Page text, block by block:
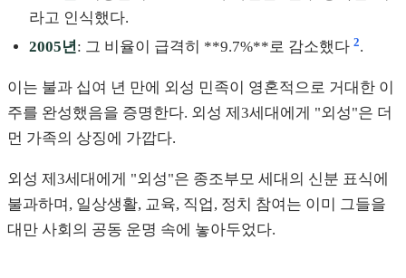
라고 인식했다.
2005년: 그 비율이 급격히 **9.7%**로 감소했다 2.
이는 불과 십여 년 만에 외성 민족이 영혼적으로 거대한 이
주를 완성했음을 증명한다. 외성 제3세대에게 "외성"은 더
먼 가족의 상징에 가깝다.
외성 제3세대에게 "외성"은 종조부모 세대의 신분 표식에
불과하며, 일상생활, 교육, 직업, 정치 참여는 이미 그들을
대만 사회의 공동 운명 속에 놓아두었다.